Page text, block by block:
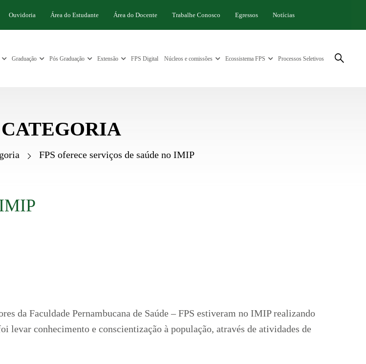
Ouvidoria Área do Estudante Área do Docente Trabalhe Conosco Egressos Notícias
Graduação Pós Graduação Extensão FPS Digital Núcleos e comissões Ecossistema FPS Processos Seletivos
FPS oferece serviços de saúde no IMIP
da Faculdade Pernambucana de Saúde – FPS estiveram no IMIP realizando
levar conhecimento e conscientização à população, através de atividades de